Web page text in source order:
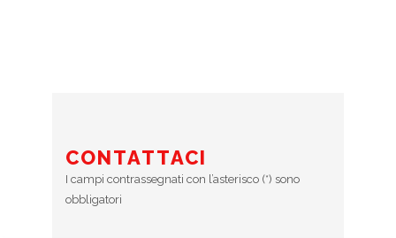
CONTATTACI
I campi contrassegnati con l’asterisco (*) sono
obbligatori